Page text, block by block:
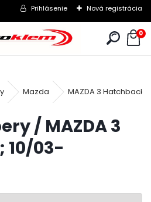
Prihlásenie Nová registrácia
0
Mazda MAZDA 3 Hatchback ;
/ MAZDA 3
10/03-